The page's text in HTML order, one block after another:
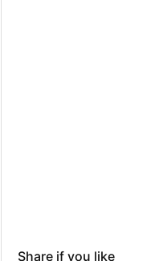
Share if you like